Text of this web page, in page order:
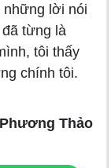
những lời nói
từng là
tôi thấy
chính tôi.
Phương Thảo